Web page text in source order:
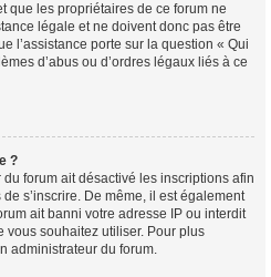
que les propriétaires de ce forum ne
légale et ne doivent donc pas être
l’assistance porte sur la question « Qui
d’abus ou d’ordres légaux liés à ce
?
du forum ait désactivé les inscriptions afin
s’inscrire. De même, il est également
ait banni votre adresse IP ou interdit
vous souhaitez utiliser. Pour plus
administrateur du forum.